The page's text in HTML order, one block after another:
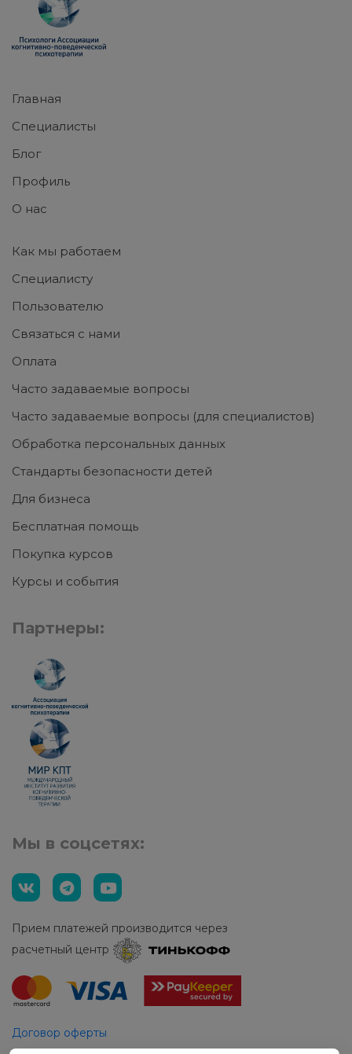
Главная
Специалисты
Блог
Профиль
О нас
Как мы работаем
Специалисту
Пользователю
Связаться с нами
Оплата
Часто задаваемые вопросы
Часто задаваемые вопросы (для специалистов)
Обработка персональных данных
Стандарты безопасности детей
Для бизнеса
Бесплатная помощь
Покупка курсов
Курсы и события
Партнеры:
Мы в соцсетях:
Прием платежей производится через
расчетный центр
Договор оферты